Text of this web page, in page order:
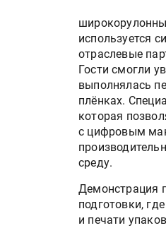
используется
отраслевые
Гости смогли
выполнялась
плёнках.
которая
с цифровым
среду.
Демонстрация
подготовки,
и печати